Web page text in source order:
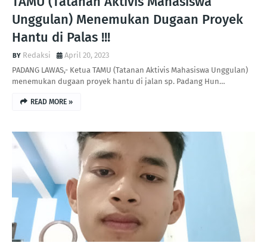
Unggulan) Menemukan Dugaan Proyek
Hantu di Palas !!!
Redaksi
April 20, 2023
PADANG LAWAS,- Ketua TAMU (Tatanan Aktivis Mahasiswa Unggulan)
menemukan dugaan proyek hantu di jalan sp. Padang Hun…
READ MORE »